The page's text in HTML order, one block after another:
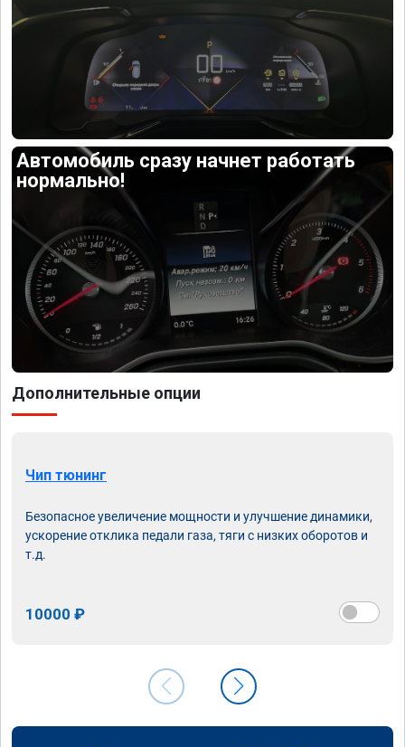
Автомобиль сразу начнет работать
нормально!
Дополнительные опции
Чип тюнинг
Безопасное увеличение мощности и улучшение динамики,
ускорение отклика педали газа, тяги с низких оборотов и
т.д.
10000 ₽